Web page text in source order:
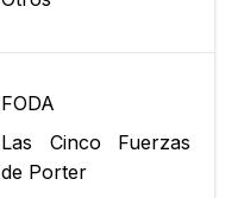
FODA
Las Cinco Fuerzas
de Porter